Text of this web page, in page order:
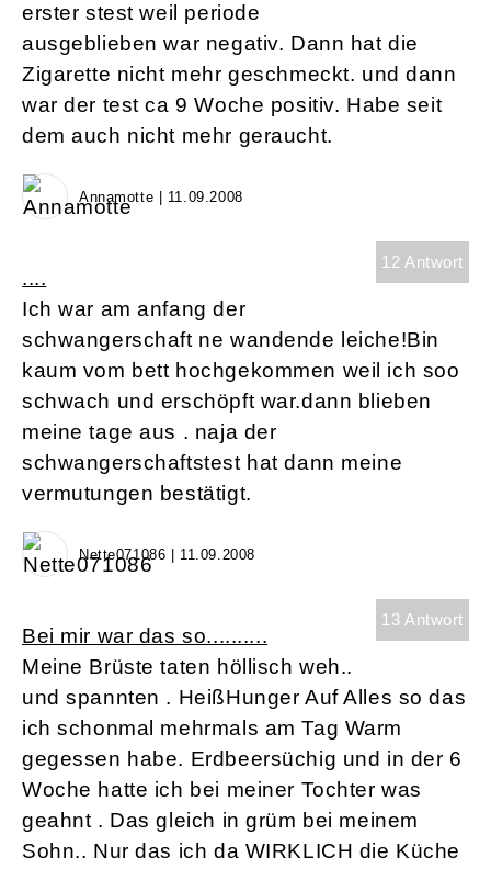
erster stest weil periode
ausgeblieben war negativ. Dann hat die
Zigarette nicht mehr geschmeckt. und dann
war der test ca 9 Woche positiv. Habe seit
dem auch nicht mehr geraucht.
Annamotte | 11.09.2008
12 Antwort
....
Ich war am anfang der
schwangerschaft ne wandende leiche!Bin
kaum vom bett hochgekommen weil ich soo
schwach und erschöpft war.dann blieben
meine tage aus . naja der
schwangerschaftstest hat dann meine
vermutungen bestätigt.
Nette071086 | 11.09.2008
13 Antwort
Bei mir war das so..........
Meine Brüste taten höllisch weh..
und spannten . HeißHunger Auf Alles so das
ich schonmal mehrmals am Tag Warm
gegessen habe. Erdbeersüchig und in der 6
Woche hatte ich bei meiner Tochter was
geahnt . Das gleich in grüm bei meinem
Sohn.. Nur das ich da WIRKLICH die Küche